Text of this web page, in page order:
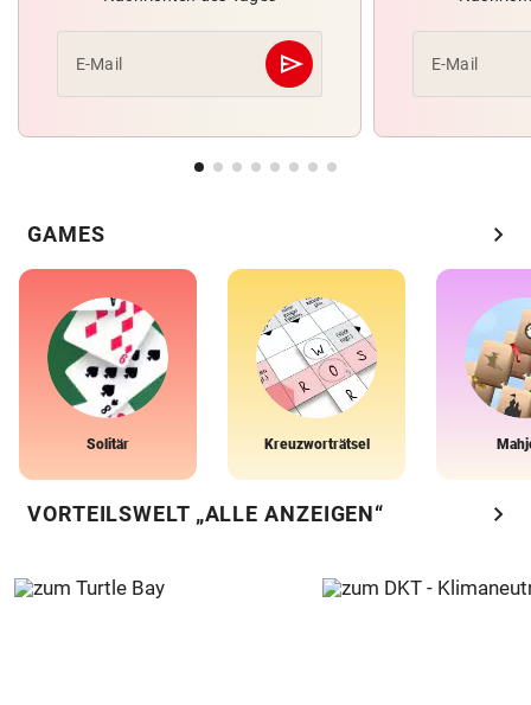
E-Mail send
Abschicken E-Mail
GAMES chevron_right
Solitär Kreuzworträtsel
VORTEILSWELT „ALLE ANZEIGEN“ chevron_right